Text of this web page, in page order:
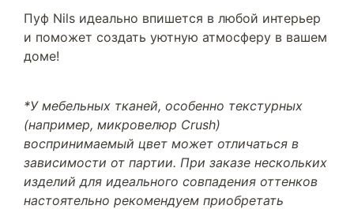
Пуф Nils идеально впишется в любой интерьер
и поможет создать уютную атмосферу в вашем
доме!
*У мебельных тканей, особенно текстурных
(например, микровелюр Crush)
воспринимаемый цвет может отличаться в
зависимости от партии. При заказе нескольких
изделий для идеального совпадения оттенков
настоятельно рекомендуем приобретать